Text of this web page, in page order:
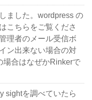
ました。wordpress の
こちらをご覧くださ
理者のメール受信ボ
ン出来ない場合の対
場合はなぜかRinkerで
sightを調べていたら